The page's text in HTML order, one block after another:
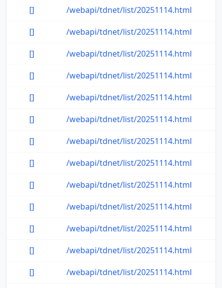
[]
/webapi/tdnet/list/20251114.html
[]
/webapi/tdnet/list/20251114.html
[]
/webapi/tdnet/list/20251114.html
[]
/webapi/tdnet/list/20251114.html
[]
/webapi/tdnet/list/20251114.html
[]
/webapi/tdnet/list/20251114.html
[]
/webapi/tdnet/list/20251114.html
[]
/webapi/tdnet/list/20251114.html
[]
/webapi/tdnet/list/20251114.html
[]
/webapi/tdnet/list/20251114.html
[]
/webapi/tdnet/list/20251114.html
[]
/webapi/tdnet/list/20251114.html
[]
/webapi/tdnet/list/20251114.html